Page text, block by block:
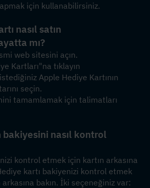
için kullanabilirsiniz.
nasıl satın
mı?
web sitesini açın.
Kartları"na tıklayın
Apple Hediye Kartının
seçin.
tamamlamak için talimatları
bakiyesini nasıl kontrol
kontrol etmek için kartın arkasına
kartı bakiyenizi kontrol etmek
bakın. İki seçeneğiniz var: